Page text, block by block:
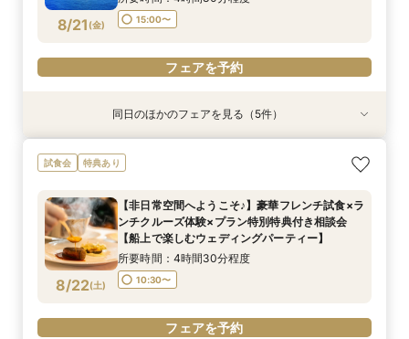
フェアを予約
フェアを予約
フェアを予約
8/21 (金) 15:00〜
フェアを予約
特典あり
8/21(金)
【非日常空間へようこそ♪】豪華フレンチ試食×ラ
ンチクルーズ体験×プラン特別特典付き相談会
所要時間：4時間30分程度
10:30〜
フェアを予約
8/21(金)
【少人数での結婚式にオススメ！】じっくりご見
学×アットホームパーティー相談フェア
9:00〜
10:30〜
15:00〜
フェアを予約
8/21(金)
【★平日限定★】ゆったり船内見学＆ウェディン
グクルーズ相談会
10:30〜 14:00〜
フェアを予約
8/21(金)
【＃海が見える】船上フォトウェディングが熱
い！フォト相談会
9:00〜 10:30〜
フェアを予約
8/21(金)
【オンライン相談会】お手軽３Dウォークでご見
学♪運命の会場がここに・・★
10:30〜 13:00〜
フェアを予約
同日のほかのフェアを見る（5件）
試食会 特典あり
8/22(土)
【非日常空間へようこそ♪】豪華フレンチ試食×ラ
ンチクルーズ体験×プラン特別特典付き相談会
【船上で楽しむウェディングパーティー】
所要時間：4時間30分程度
10:30〜
フェアを予約